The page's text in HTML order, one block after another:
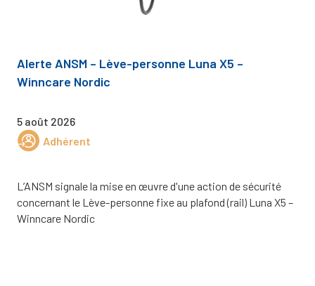
Alerte ANSM – Lève-personne Luna X5 –
Winncare Nordic
5 août 2026
Adhérent
L’ANSM signale la mise en œuvre d'une action de sécurité
concernant le Lève-personne fixe au plafond (rail) Luna X5 –
Winncare Nordic